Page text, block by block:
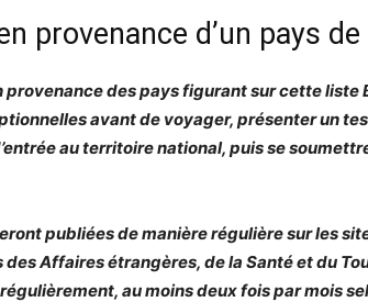
provenance d’un pays
provenance des pays figurant sur cette liste
avant de voyager, présenter un
au territoire national, puis se
publiées de manière régulière sur les
Affaires étrangères, de la Santé et du
au moins deux fois par mois